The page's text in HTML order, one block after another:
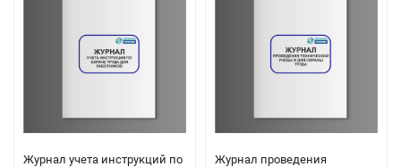
Журнал учета инструкций по
Журнал проведения